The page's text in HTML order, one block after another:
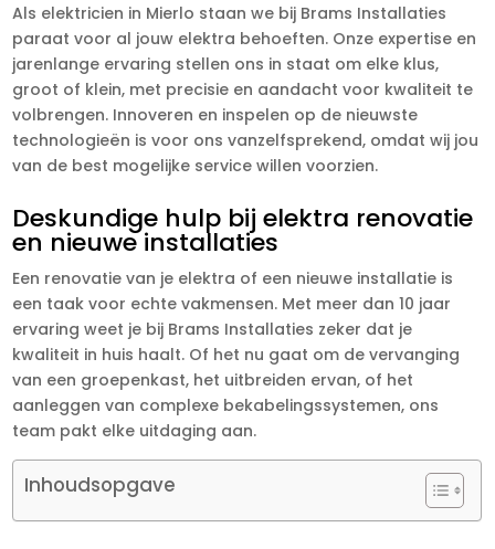
Als elektricien in Mierlo staan we bij Brams Installaties
paraat voor al jouw elektra behoeften. Onze expertise en
jarenlange ervaring stellen ons in staat om elke klus,
groot of klein, met precisie en aandacht voor kwaliteit te
volbrengen. Innoveren en inspelen op de nieuwste
technologieën is voor ons vanzelfsprekend, omdat wij jou
van de best mogelijke service willen voorzien.
Deskundige hulp bij elektra renovatie
en nieuwe installaties
Een renovatie van je elektra of een nieuwe installatie is
een taak voor echte vakmensen. Met meer dan 10 jaar
ervaring weet je bij Brams Installaties zeker dat je
kwaliteit in huis haalt. Of het nu gaat om de vervanging
van een groepenkast, het uitbreiden ervan, of het
aanleggen van complexe bekabelingssystemen, ons
team pakt elke uitdaging aan.
Inhoudsopgave